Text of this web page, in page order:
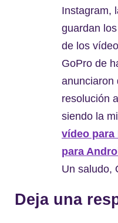
Instagram,
guardan
de los
GoPro de
anunciaron
resolución
siendo la
vídeo para
para
Un saludo,
Deja una